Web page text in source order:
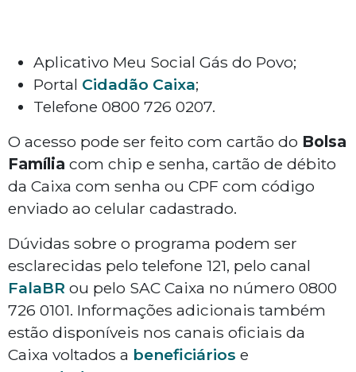
Aplicativo Meu Social Gás do Povo;
Portal Cidadão Caixa;
Telefone 0800 726 0207.
O acesso pode ser feito com cartão do Bolsa
Família com chip e senha, cartão de débito
da Caixa com senha ou CPF com código
enviado ao celular cadastrado.
Dúvidas sobre o programa podem ser
esclarecidas pelo telefone 121, pelo canal
FalaBR ou pelo SAC Caixa no número 0800
726 0101. Informações adicionais também
estão disponíveis nos canais oficiais da
Caixa voltados a beneficiários e